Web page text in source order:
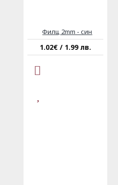
Филц 2mm - син
1.02€ / 1.99 лв.